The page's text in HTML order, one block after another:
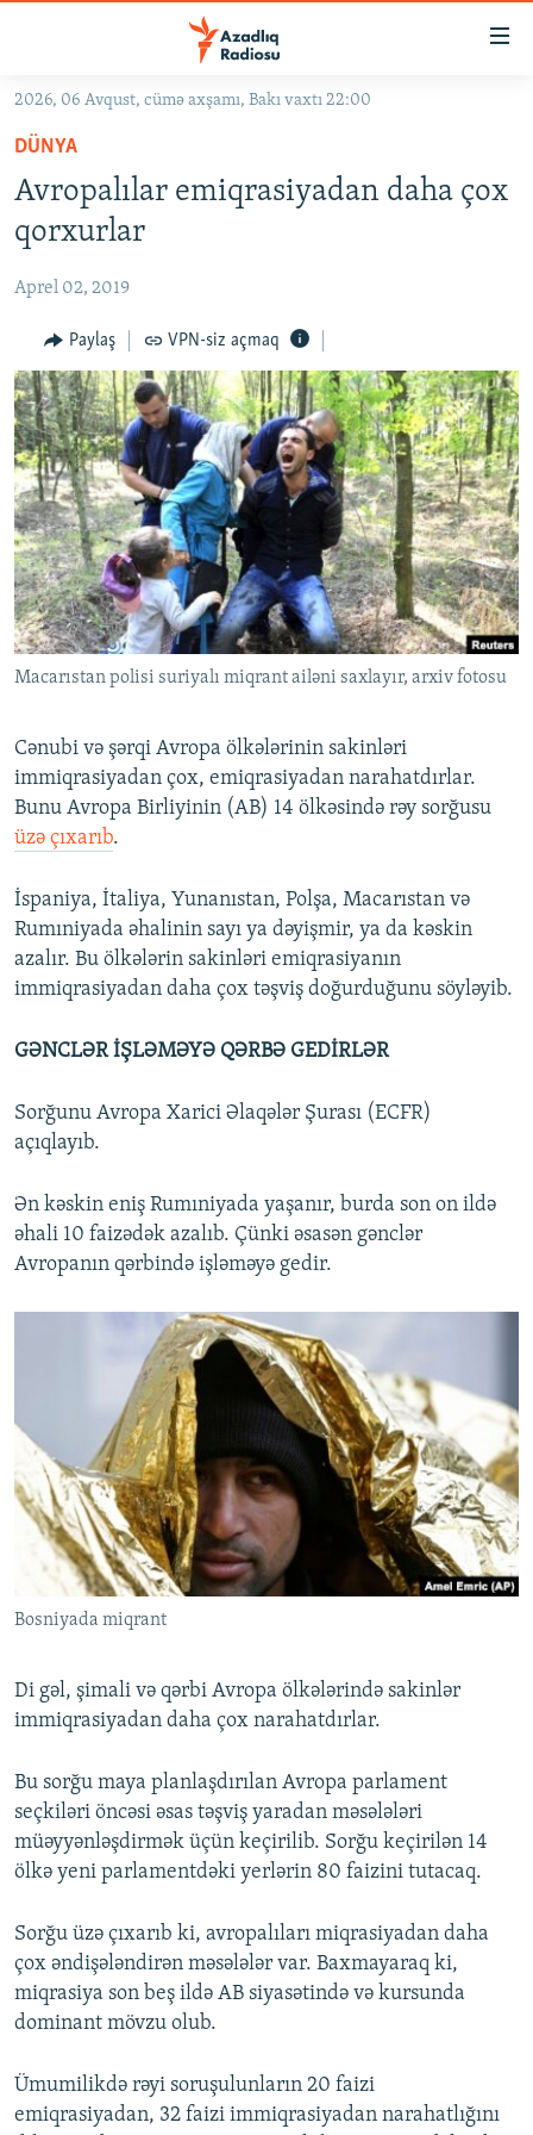
Əsas
qayıt
Əsas
naviqasiyaya
qayıt
Axtarışa
keç
KORRUPSIOMETR
#ƏSLINDƏ
FƏRQƏ BAX
QANUNI DOĞRU
ARAŞDIRMA
MULTIMEDIA
VIDEO
FOTOQALEREYA
İNFOQRAFIKA
KARIKATURA
RADIO ARXIV
OXU ZALI
AZƏRBAYCAN ƏDƏBIYYATI KITABXANASI
İSLAM VƏ DEMOKRATIYA
İZ - MƏDƏNIYYƏT PROQRAMI
HAQQIMIZDA
MISSIYAMIZ
PEŞƏ ETIKASI VƏ JURNALISTIKA STANDARTLARIMIZ
MATERIALLARIMIZDAN ISTIFADƏ
AZADLIQRADIOSU MOBIL TELEFONUNUZDA
XƏBƏR BÜLLETENLƏRIMIZ
BIZI IZLƏ
RFE/RL-in bütün saytları
2026, 06 Avqust, cümə axşamı, Bakı vaxtı 22:00
DÜNYA
Avropalılar emiqrasiyadan daha çox
qorxurlar
Aprel 02, 2019
Paylaş VPN-siz açmaq
Macarıstan polisi suriyalı miqrant ailəni saxlayır, arxiv fotosu
Cənubi və şərqi Avropa ölkələrinin sakinləri
immiqrasiyadan çox, emiqrasiyadan narahatdırlar.
Bunu Avropa Birliyinin (AB) 14 ölkəsində rəy sorğusu
üzə çıxarıb.
İspaniya, İtaliya, Yunanıstan, Polşa, Macarıstan və
Rumıniyada əhalinin sayı ya dəyişmir, ya da kəskin
azalır. Bu ölkələrin sakinləri emiqrasiyanın
immiqrasiyadan daha çox təşviş doğurduğunu söyləyib.
GƏNCLƏR İŞLƏMƏYƏ QƏRBƏ GEDİRLƏR
Sorğunu Avropa Xarici Əlaqələr Şurası (ECFR)
açıqlayıb.
Ən kəskin eniş Rumıniyada yaşanır, burda son on ildə
əhali 10 faizədək azalıb. Çünki əsasən gənclər
Avropanın qərbində işləməyə gedir.
Bosniyada miqrant
Di gəl, şimali və qərbi Avropa ölkələrində sakinlər
immiqrasiyadan daha çox narahatdırlar.
Bu sorğu maya planlaşdırılan Avropa parlament
seçkiləri öncəsi əsas təşviş yaradan məsələləri
müəyyənləşdirmək üçün keçirilib. Sorğu keçirilən 14
ölkə yeni parlamentdəki yerlərin 80 faizini tutacaq.
Sorğu üzə çıxarıb ki, avropalıları miqrasiyadan daha
çox əndişələndirən məsələlər var. Baxmayaraq ki,
miqrasiya son beş ildə AB siyasətində və kursunda
dominant mövzu olub.
Ümumilikdə rəyi soruşulunların 20 faizi
emiqrasiyadan, 32 faizi immiqrasiyadan narahatlığını